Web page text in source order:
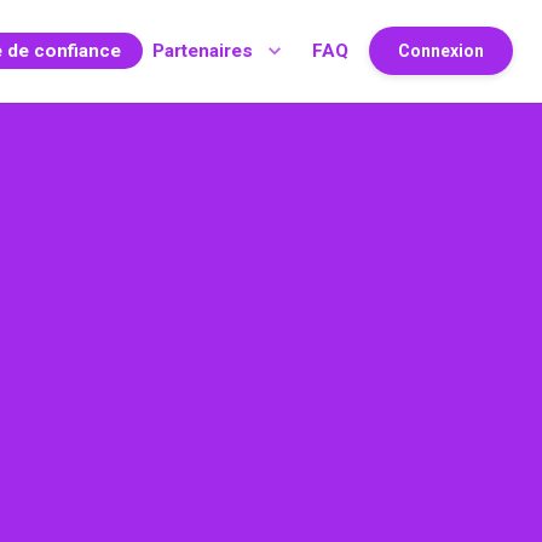
de confiance Partenaires FAQ Connexion